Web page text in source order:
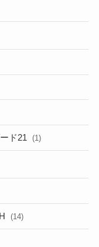
ド21 (1)
(14)